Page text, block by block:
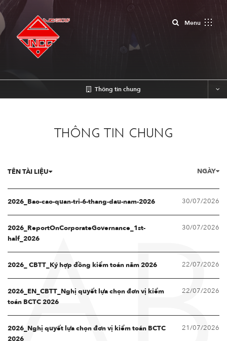
MenuClose
Thông tin chung
THÔNG TIN CHUNG
TÊN TÀI LIỆU NGÀY
2026_Bao-cao-quan-tri-6-thang-dau-nam-2026 30/07/2026
2026_ReportOnCorporateGovernance_1st-
half_2026
30/07/2026
2026_ CBTT_Ký hợp đồng kiểm toán năm 2026 22/07/2026
2026_EN_CBTT_Nghị quyết lựa chọn đơn vị kiểm
toán BCTC 2026
22/07/2026
2026_Nghị quyết lựa chọn đơn vị kiểm toán BCTC
2026
21/07/2026